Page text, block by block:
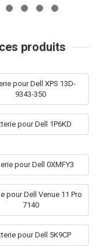
produits
pour Dell XPS 13D-
9343-350
pour Dell 1P6KD
pour Dell 0XMFY3
pour Dell Venue 11 Pro
7140
pour Dell 5K9CP